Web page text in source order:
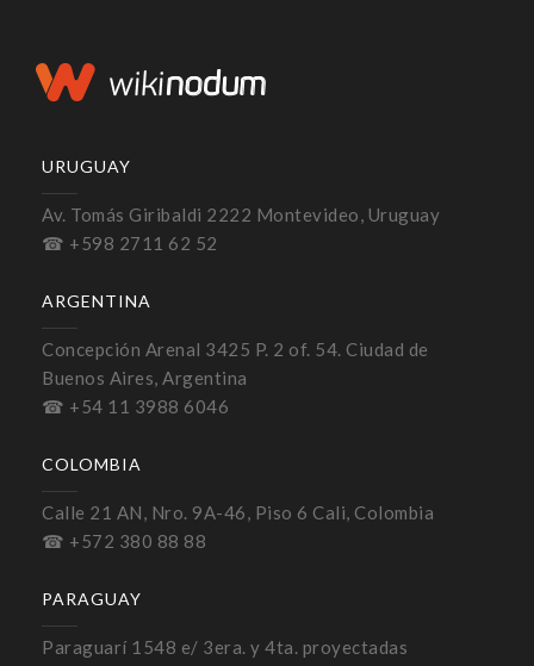
URUGUAY
Av. Tomás Giribaldi 2222 Montevideo, Uruguay
☎ +598 2711 62 52
ARGENTINA
Concepción Arenal 3425 P. 2 of. 54. Ciudad de
Buenos Aires, Argentina
☎ +54 11 3988 6046
COLOMBIA
Calle 21 AN, Nro. 9A-46, Piso 6 Cali, Colombia
☎ +572 380 88 88
PARAGUAY
Paraguarí 1548 e/ 3era. y 4ta. proyectadas